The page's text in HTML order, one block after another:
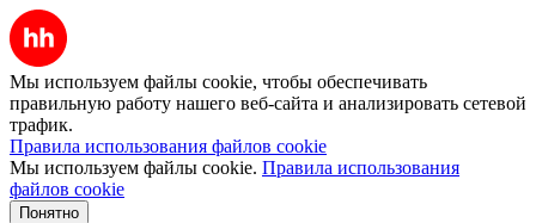
Мы используем файлы cookie, чтобы обеспечивать
правильную работу нашего веб-сайта и анализировать сетевой
трафик.
Правила использования файлов cookie
Мы используем файлы cookie. Правила использования
файлов cookie
Понятно